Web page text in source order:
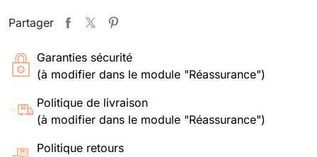
Partager
Garanties sécurité
(à modifier dans le module "Réassurance")
Politique de livraison
(à modifier dans le module "Réassurance")
Politique retours